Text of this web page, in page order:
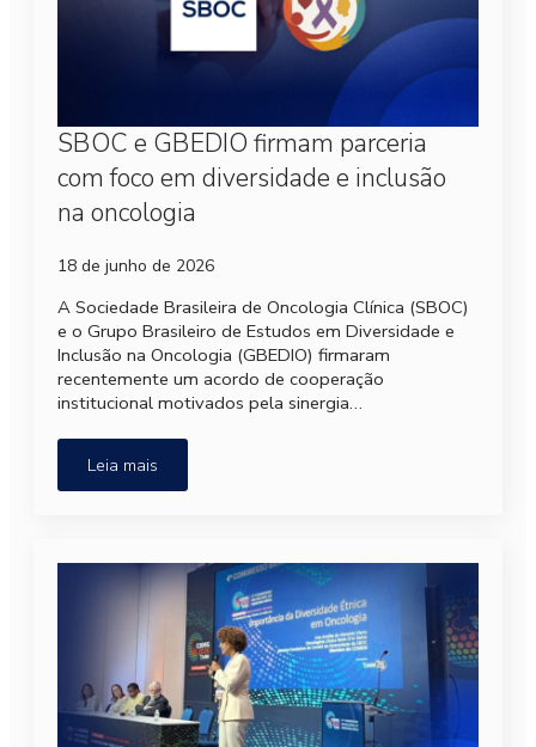
SBOC e GBEDIO firmam parceria
com foco em diversidade e inclusão
na oncologia
18 de junho de 2026
A Sociedade Brasileira de Oncologia Clínica (SBOC)
e o Grupo Brasileiro de Estudos em Diversidade e
Inclusão na Oncologia (GBEDIO) firmaram
recentemente um acordo de cooperação
institucional motivados pela sinergia…
Leia mais